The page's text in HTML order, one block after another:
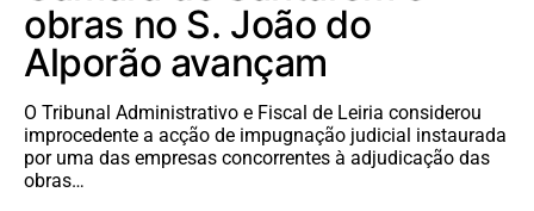
obras no S. João do
Alporão avançam
O Tribunal Administrativo e Fiscal de Leiria considerou
improcedente a acção de impugnação judicial instaurada
por uma das empresas concorrentes à adjudicação das
obras…